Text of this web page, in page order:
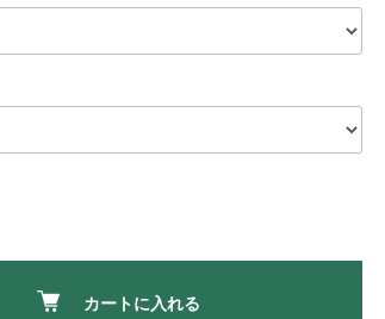
カートに入れる